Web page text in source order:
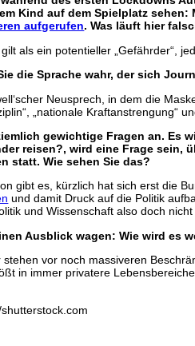
Kind auf dem Spielplatz
aufgerufen. Was läuft hier
als ein potentieller „Gefährder“,
die Sprache wahr, der sich
Neusprech, in dem die
„nationale Kraftanstrengung“
gewichtige Fragen an. Es
reisen?, wird eine Frage sein,
statt. Wie sehen Sie das?
gibt es, kürzlich hat sich erst die
und damit Druck auf die Politik
und Wissenschaft also doch
Ausblick wagen: Wie wird es
stehen vor noch massiveren
in immer privatere